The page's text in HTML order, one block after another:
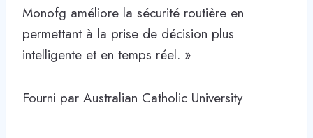
Monofg améliore la sécurité routière en
permettant à la prise de décision plus
intelligente et en temps réel. »
Fourni par Australian Catholic University